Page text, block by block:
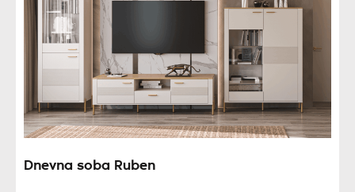
Dnevna soba Ruben